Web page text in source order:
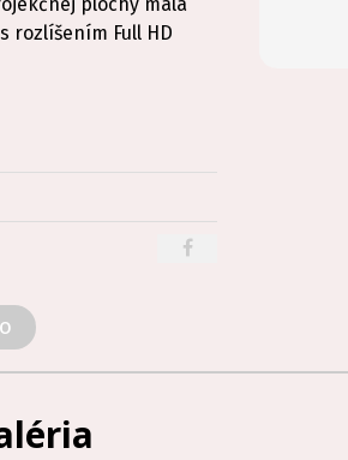
rozlíšením Full HD